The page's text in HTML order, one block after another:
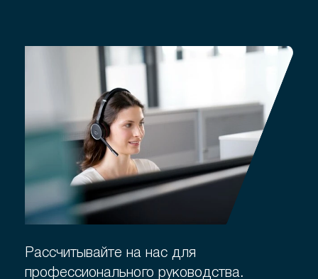
Рассчитывайте на нас для
профессионального руководства.